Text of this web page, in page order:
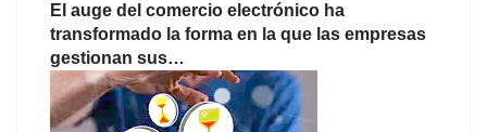
El auge del comercio electrónico ha
transformado la forma en la que las empresas
gestionan sus…